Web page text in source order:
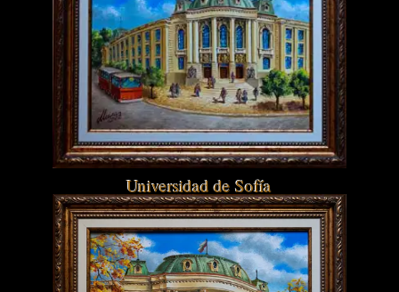
Universidad de Sofía